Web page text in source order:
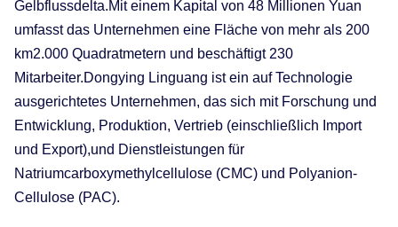
Gelbflussdelta.Mit einem Kapital von 48 Millionen Yuan
umfasst das Unternehmen eine Fläche von mehr als 200
km2.000 Quadratmetern und beschäftigt 230
Mitarbeiter.Dongying Linguang ist ein auf Technologie
ausgerichtetes Unternehmen, das sich mit Forschung und
Entwicklung, Produktion, Vertrieb (einschließlich Import
und Export),und Dienstleistungen für
Natriumcarboxymethylcellulose (CMC) und Polyanion-
Cellulose (PAC).